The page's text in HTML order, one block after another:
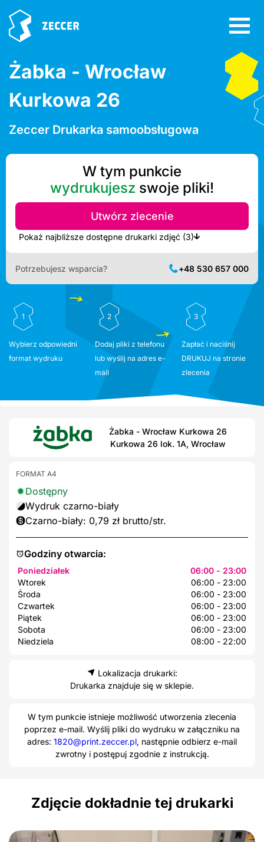
Żabka - Wrocław
Kurkowa 26
Zeccer Drukarka samoobsługowa
W tym punkcie
wydrukujesz swoje pliki!
Utwórz zlecenie
Pokaż najbliższe dostępne drukarki zdjęć (3)
Potrzebujesz wsparcia? +48 530 657 000
1
Wybierz odpowiedni
format wydruku
2
Dodaj pliki z telefonu
lub wyślij na adres e-
mail
3
Zapłać i naciśnij
DRUKUJ na stronie
zlecenia
Żabka - Wrocław Kurkowa 26
Kurkowa 26 lok. 1A, Wrocław
Godziny otwarcia:
Poniedziałek
06:00 - 23:00
Wtorek
06:00 - 23:00
Środa
06:00 - 23:00
Czwartek
06:00 - 23:00
Piątek
06:00 - 23:00
Sobota
06:00 - 23:00
Niedziela
08:00 - 22:00
FORMAT A4
Dostępny
Wydruk czarno-biały
Czarno-biały: 0,79 zł brutto/str.
Lokalizacja drukarki:
Drukarka znajduje się w sklepie.
W tym punkcie istnieje możliwość utworzenia zlecenia
poprzez e-mail. Wyślij pliki do wydruku w załączniku na
adres: 1820@print.zeccer.pl, następnie odbierz e-mail
zwrotny i postępuj zgodnie z instrukcją.
Zdjęcie dokładnie tej drukarki